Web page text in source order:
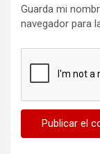
Guarda mi
navegador para